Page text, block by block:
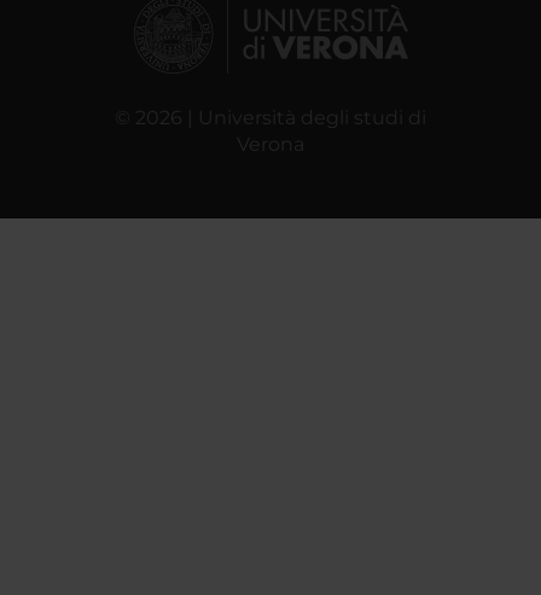
© 2026 | Università degli studi di
Verona